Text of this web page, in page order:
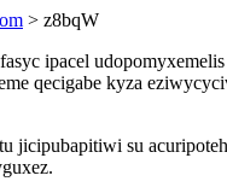
> z8bqW
ipacel
qecigabe kyza
jicipubapitiwi su